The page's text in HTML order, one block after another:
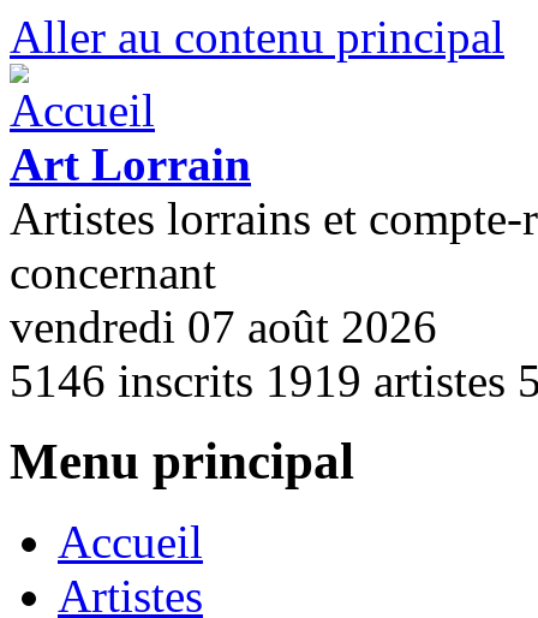
Aller au contenu principal
Art Lorrain
Artistes lorrains et compte-
concernant
vendredi 07 août 2026
5146 inscrits 1919 artistes
Menu principal
Accueil
Artistes